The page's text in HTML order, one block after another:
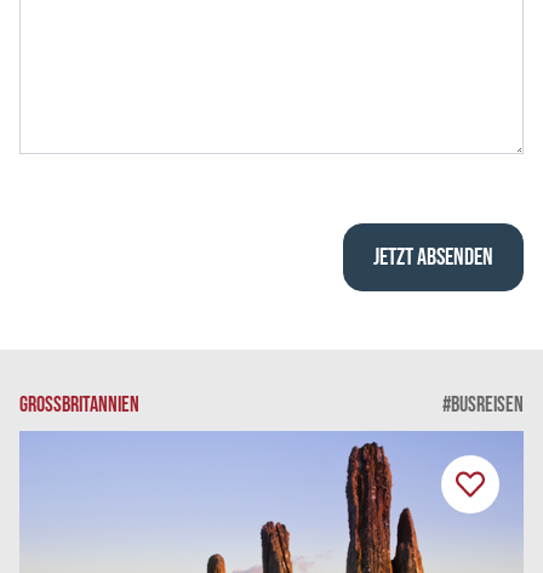
GROSSBRITANNIEN #BUSREISEN